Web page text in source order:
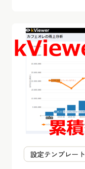
設定テンプレート